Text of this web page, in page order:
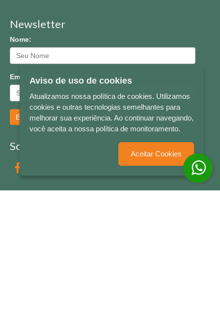
Newsletter
Nome:
Email:
Enviar
Socialize conosco
Aviso de uso de cookies
Atualizamos nossa política de cookies. Utilizamos
cookies e outras tecnologias semelhantes para
melhorar sua experiência. Ao continuar navegando,
você aceita a nossa política de monitoramento.
Aceitar Cookies